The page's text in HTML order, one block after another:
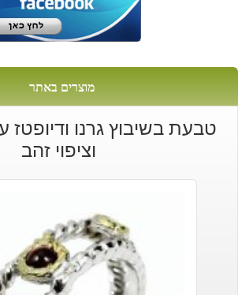
מוצרים באתר
טבעת בשיבוץ גרנו ודיופטז
וציפוי זהב